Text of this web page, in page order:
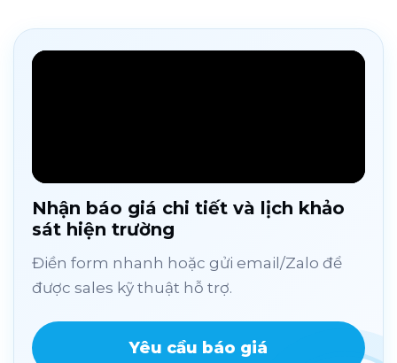
Nhận báo giá chi tiết và lịch khảo
sát hiện trường
Điền form nhanh hoặc gửi email/Zalo để
được sales kỹ thuật hỗ trợ.
Yêu cầu báo giá